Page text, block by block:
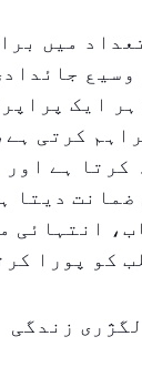
میں
ایک
کرتی
کرتا ہے اور
ضمانت دیتا
انتہائی
کو پورا
زندگی